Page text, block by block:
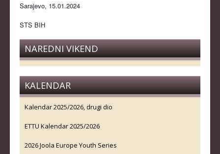
Sarajevo, 15.01.2024
STS BIH
NAREDNI VIKEND
KALENDAR
Kalendar 2025/2026, drugi dio
ETTU Kalendar 2025/2026
2026 Joola Europe Youth Series